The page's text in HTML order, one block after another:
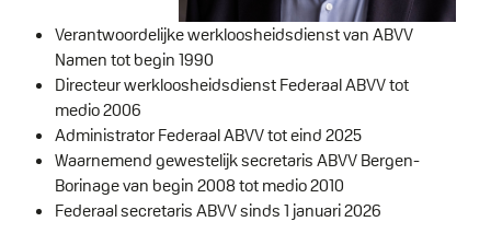
Verantwoordelijke werkloosheidsdienst van ABVV
Namen tot begin 1990
Directeur werkloosheidsdienst Federaal ABVV tot
medio 2006
Administrator Federaal ABVV tot eind 2025
Waarnemend gewestelijk secretaris ABVV Bergen-
Borinage van begin 2008 tot medio 2010
Federaal secretaris ABVV sinds 1 januari 2026